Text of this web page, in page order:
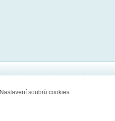
Nastavení soubrů cookies